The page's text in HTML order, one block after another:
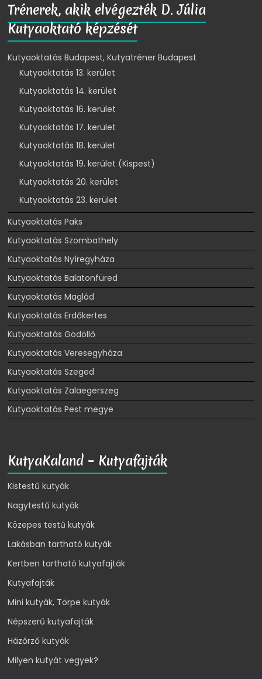
Trénerek, akik elvégezték D. Júlia
Kutyaoktató képzését
Kutyaoktatás Budapest, Kutyatréner Budapest
Kutyaoktatás 13. kerület
Kutyaoktatás 14. kerület
Kutyaoktatás 16. kerület
Kutyaoktatás 17. kerület
Kutyaoktatás 18. kerület
Kutyaoktatás 19. kerület (Kispest)
Kutyaoktatás 20. kerület
Kutyaoktatás 23. kerület
Kutyaoktatás Paks
Kutyaoktatás Szombathely
Kutyaoktatás Nyíregyháza
Kutyaoktatás Balatonfüred
Kutyaoktatás Maglód
Kutyaoktatás Erdőkertes
Kutyaoktatás Gödöllő
Kutyaoktatás Veresegyháza
Kutyaoktatás Szeged
Kutyaoktatás Zalaegerszeg
Kutyaoktatás Pest megye
KutyaKaland – Kutyafajták
Kistestű kutyák
Nagytestű kutyák
Közepes testű kutyák
Lakásban tartható kutyák
Kertben tartható kutyafajták
Kutyafajták
Mini kutyák, Törpe kutyák
Népszerű kutyafajták
Házőrző kutyák
Milyen kutyát vegyek?